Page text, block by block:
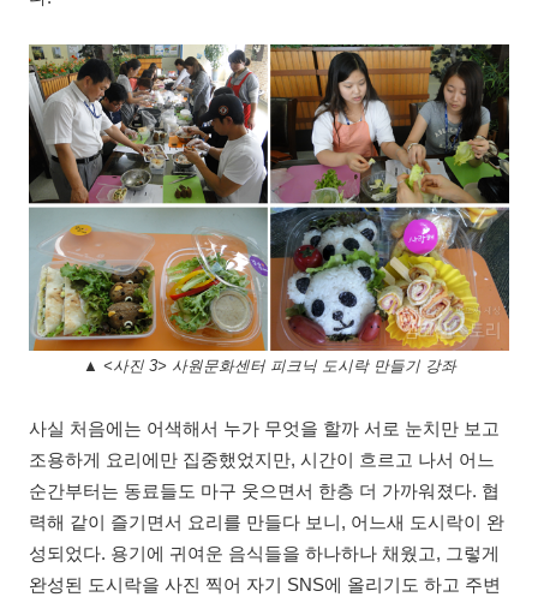
▲ <사진 3> 사원문화센터 피크닉 도시락 만들기 강좌
사실 처음에는 어색해서 누가 무엇을 할까 서로 눈치만 보고
조용하게 요리에만 집중했었지만, 시간이 흐르고 나서 어느
순간부터는 동료들도 마구 웃으면서 한층 더 가까워졌다. 협
력해 같이 즐기면서 요리를 만들다 보니 , 어느새 도시락이 완
성되었다. 용기에 귀여운 음식들을 하나하나 채웠고, 그렇게
완성된 도시락을 사진 찍어 자기 SNS에 올리기도 하고 주변